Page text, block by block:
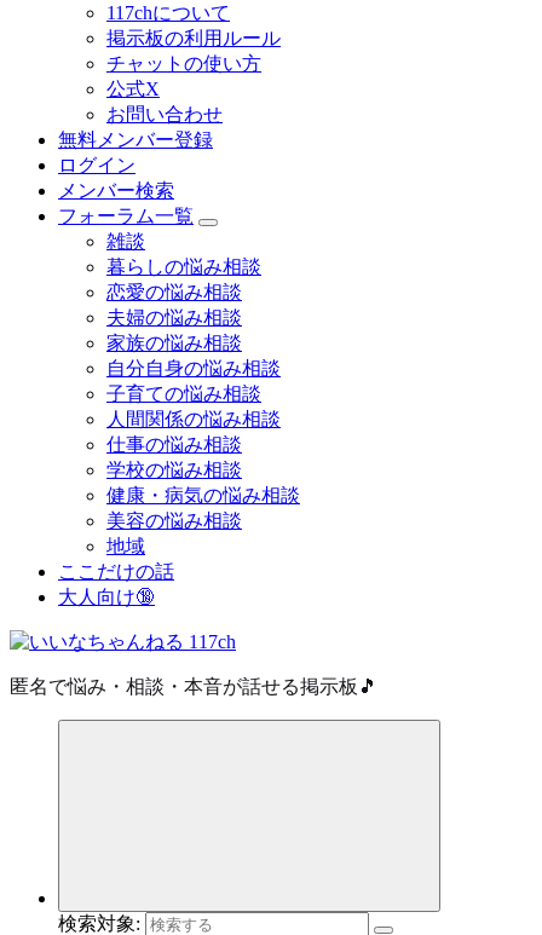
117chについて
掲示板の利用ルール
チャットの使い方
公式X
お問い合わせ
無料メンバー登録
ログイン
メンバー検索
フォーラム一覧
雑談
暮らしの悩み相談
恋愛の悩み相談
夫婦の悩み相談
家族の悩み相談
自分自身の悩み相談
子育ての悩み相談
人間関係の悩み相談
仕事の悩み相談
学校の悩み相談
健康・病気の悩み相談
美容の悩み相談
地域
ここだけの話
大人向け🔞
匿名で悩み・相談・本音が話せる掲示板🎵
検索対象: